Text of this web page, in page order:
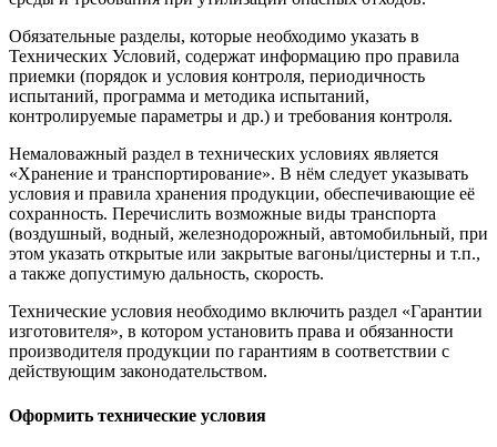
Обязательные разделы, которые необходимо указать в
Технических Условий, содержат информацию про правила
приемки (порядок и условия контроля, периодичность
испытаний, программа и методика испытаний,
контролируемые параметры и др.) и требования контроля.
Немаловажный раздел в технических условиях является
«Хранение и транспортирование». В нём следует указывать
условия и правила хранения продукции, обеспечивающие её
сохранность. Перечислить возможные виды транспорта
(воздушный, водный, железнодорожный, автомобильный, при
этом указать открытые или закрытые вагоны/цистерны и т.п.,
а также допустимую дальность, скорость.
Технические условия необходимо включить раздел «Гарантии
изготовителя», в котором установить права и обязанности
производителя продукции по гарантиям в соответствии с
действующим законодательством.
Оформить технические условия